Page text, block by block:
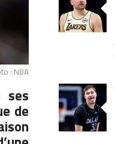
: NBA
ses
de